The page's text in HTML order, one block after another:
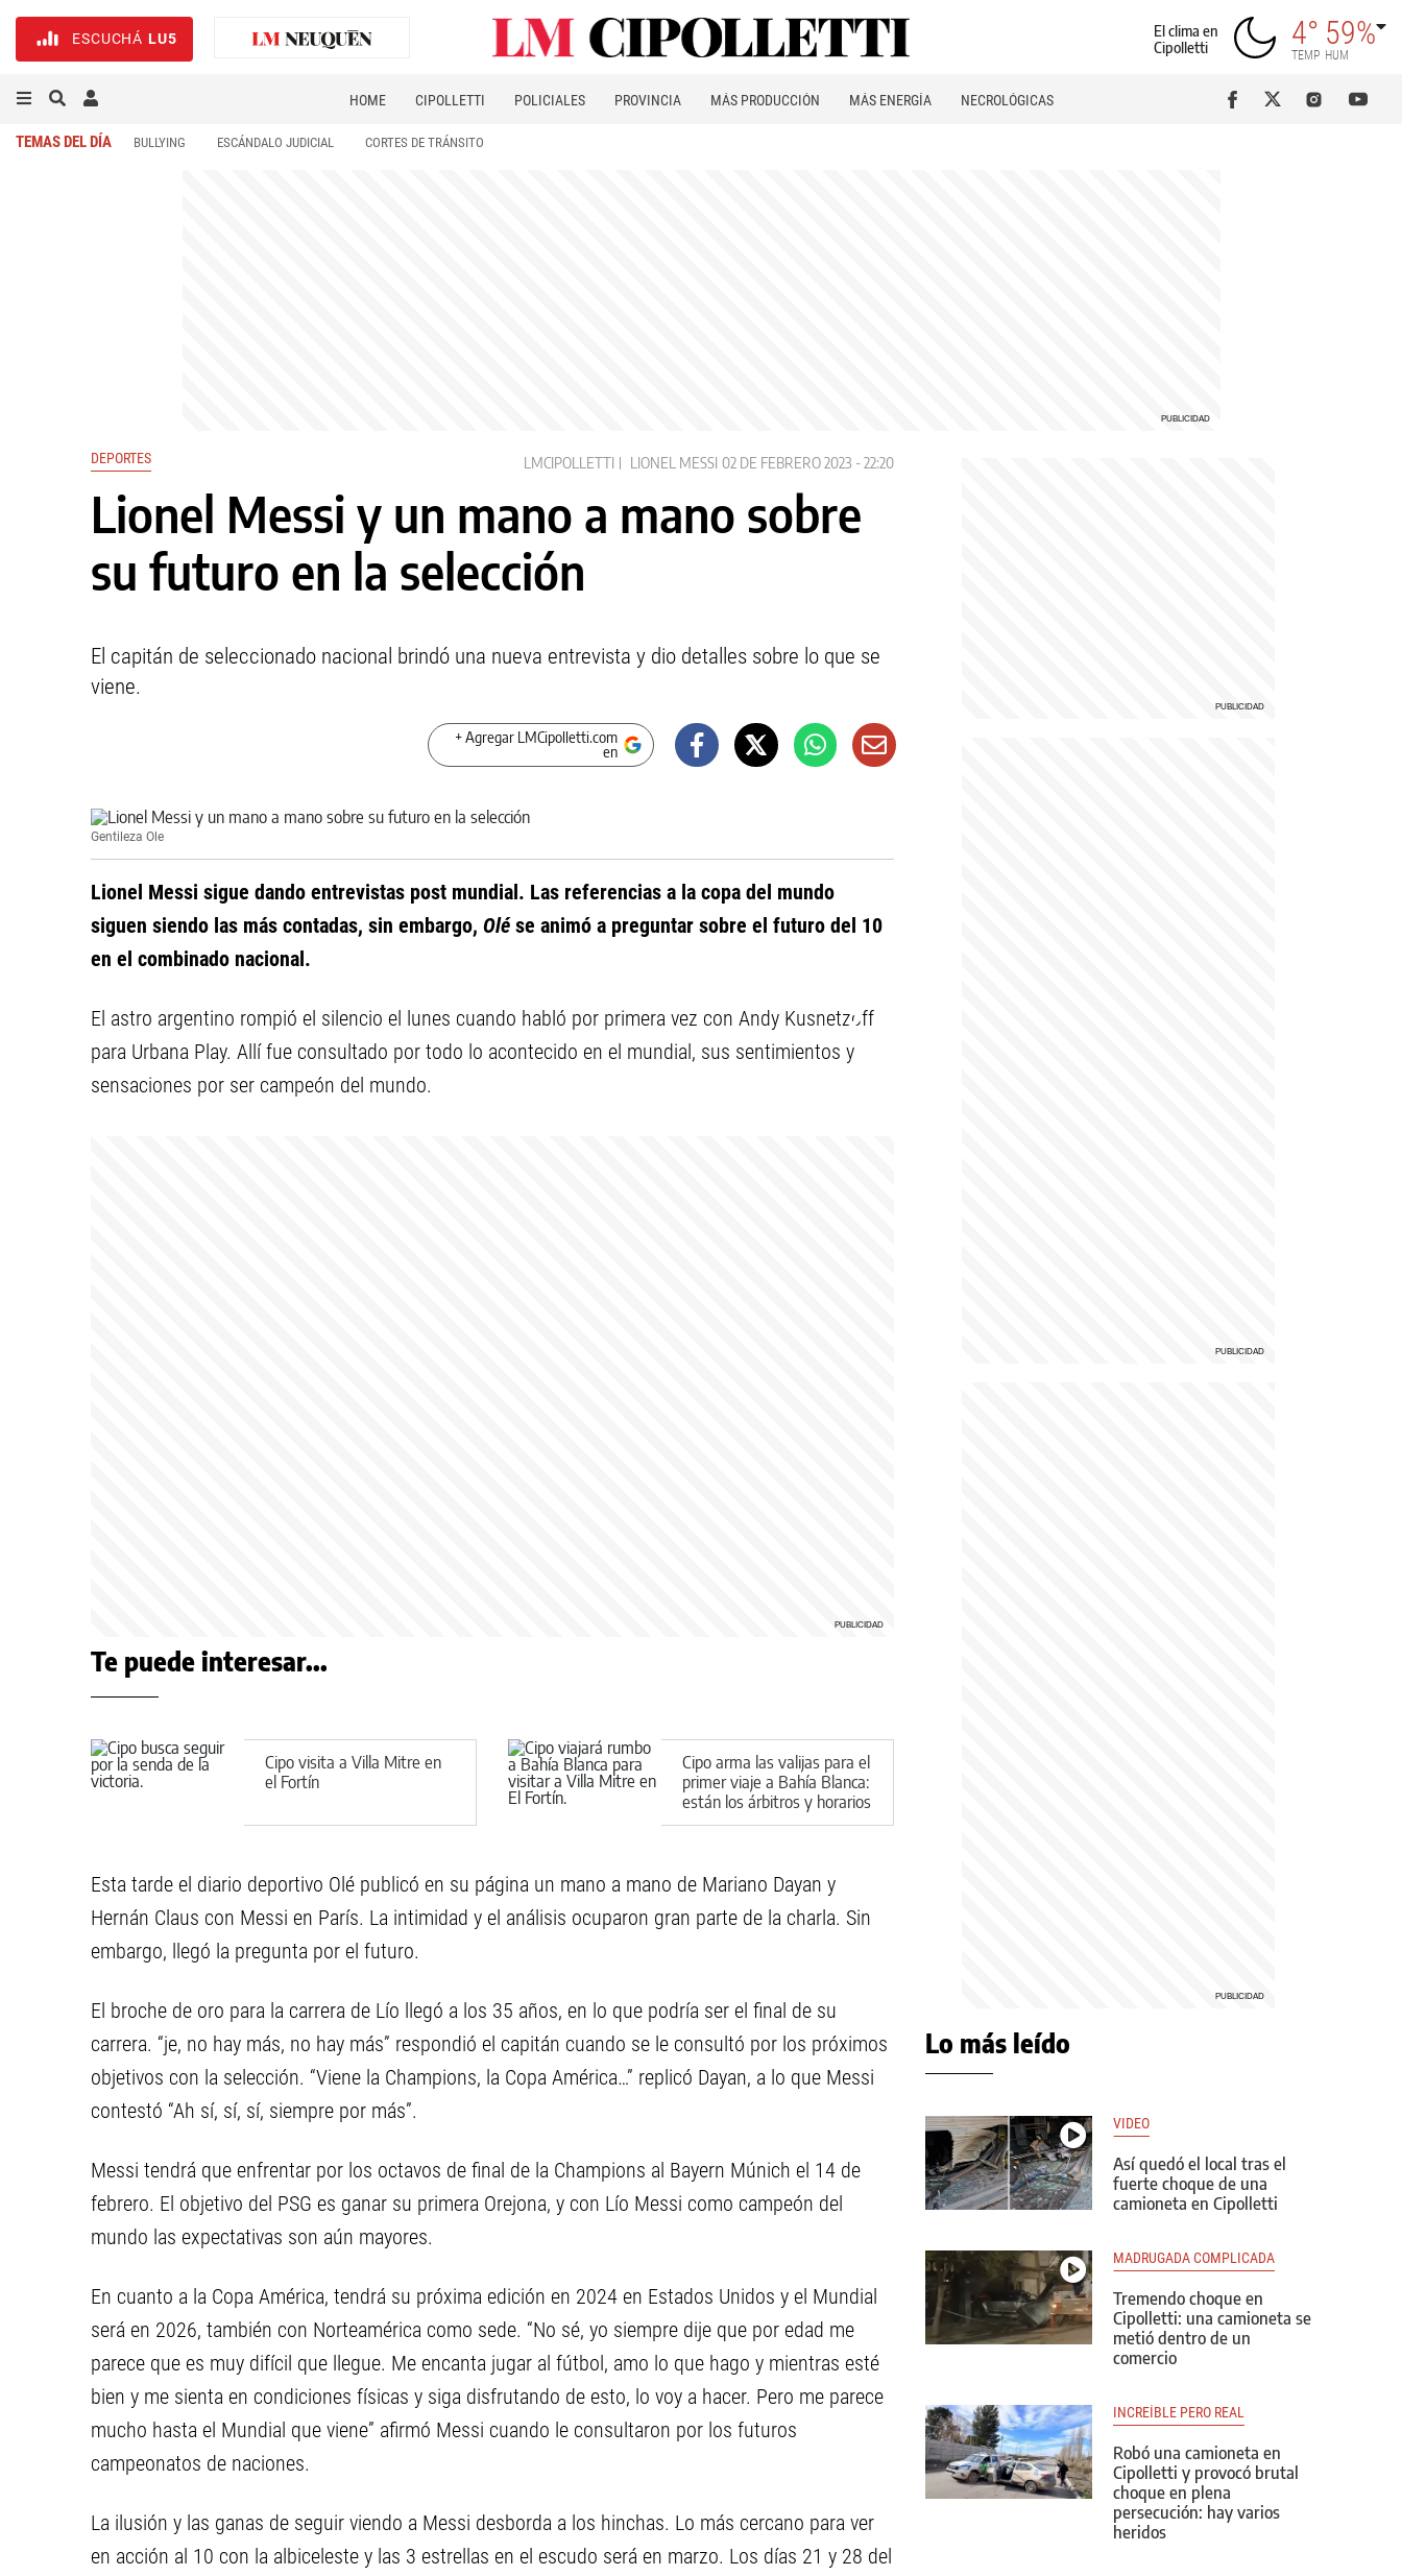
ESCUCHÁ LU5
El clima en
Cipolletti
4°
TEMP
59%
HUM
HOME CIPOLLETTI POLICIALES PROVINCIA MÁS PRODUCCIÓN MÁS ENERGÍA NECROLÓGICAS
TEMAS DEL DÍA BULLYING ESCÁNDALO JUDICIAL CORTES DE TRÁNSITO
DEPORTES LMCIPOLLETTI LIONEL MESSI 02 DE FEBRERO 2023 - 22:20
Lionel Messi y un mano a mano sobre
su futuro en la selección
El capitán de seleccionado nacional brindó una nueva entrevista y dio detalles sobre lo que se
viene.
+ Agregar LMCipolletti.com
en
Gentileza Ole
Lionel Messi sigue dando entrevistas post mundial. Las referencias a la copa del mundo
siguen siendo las más contadas, sin embargo, Olése animó a preguntar sobre el futuro del 10
en el combinado nacional.
El astro argentino rompió el silencio el lunes cuando habló por primera vez con Andy Kusnetzoff
para Urbana Play. Allí fue consultado por todo lo acontecido en el mundial, sus sentimientos y
sensaciones por ser campeón del mundo.
Te puede interesar...
Cipo visita a Villa Mitre en
el Fortín
Cipo arma las valijas para el
primer viaje a Bahía Blanca:
están los árbitros y horarios
de la fecha
Esta tarde el diario deportivo Olé publicó en su página un mano a mano de Mariano Dayan y
Hernán Claus con Messi en París. La intimidad y el análisis ocuparon gran parte de la charla. Sin
embargo, llegó la pregunta por el futuro.
El broche de oro para la carrera de Lío llegó a los 35 años, en lo que podría ser el final de su
carrera. “je, no hay más, no hay más” respondió el capitán cuando se le consultó por los próximos
objetivos con la selección. “Viene la Champions, la Copa América…” replicó Dayan, a lo que Messi
contestó “Ah sí, sí, sí, siempre por más”.
Messi tendrá que enfrentar por los octavos de final de la Champions al Bayern Múnich el 14 de
febrero. El objetivo del PSG es ganar su primera Orejona, y con Lío Messi como campeón del
mundo las expectativas son aún mayores.
En cuanto a la Copa América, tendrá su próxima edición en 2024 en Estados Unidos y el Mundial
será en 2026, también con Norteamérica como sede. “No sé, yo siempre dije que por edad me
parece que es muy difícil que llegue. Me encanta jugar al fútbol, amo lo que hago y mientras esté
bien y me sienta en condiciones físicas y siga disfrutando de esto, lo voy a hacer. Pero me parece
mucho hasta el Mundial que viene” afirmó Messi cuando le consultaron por los futuros
campeonatos de naciones.
La ilusión y las ganas de seguir viendo a Messi desborda a los hinchas. Lo más cercano para ver
en acción al 10 con la albiceleste y las 3 estrellas en el escudo será en marzo. Los días 21 y 28 del
Lo más leído
VIDEO
Así quedó el local tras el
fuerte choque de una
camioneta en Cipolletti
MADRUGADA COMPLICADA
Tremendo choque en
Cipolletti: una camioneta se
metió dentro de un
comercio
INCREÍBLE PERO REAL
Robó una camioneta en
Cipolletti y provocó brutal
choque en plena
persecución: hay varios
heridos